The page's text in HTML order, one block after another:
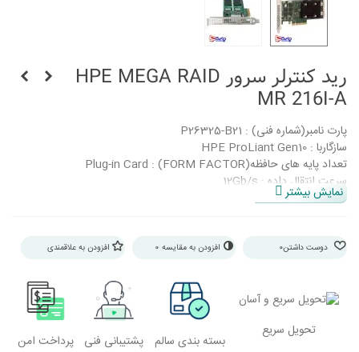
رید کنترلر سرور HPE MEGA RAID
MR 216I-A
پارت نامبر(شماره فنی) : P26325-B21
سازگاربا : HPE ProLiant Gen10
تعداد پایه های حافظه(FORM FACTOR) : Plug-in Card
سرعت انتقال داده : 12Gb/s
تعداد درایو قابل پشتیبانی : x8 host / x16 internal tri-mode
نمایش بیشتر
دوست داشتن0 افزودن به مقایسه 0 افزودن به علاقمندی
تحویل سریع
بسته بندی سالم پشتیبانی فنی پرداخت امن